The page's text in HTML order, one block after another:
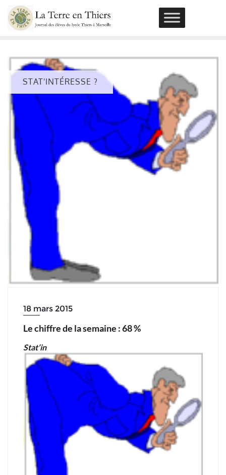
Skip
content
STAT'INTÉRESSE ?
18 mars 2015
Le chiffre de la semaine : 68 %
Stat’in